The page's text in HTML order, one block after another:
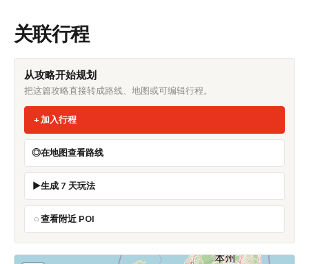
关联行程
从攻略开始规划
把这篇攻略直接转成路线、地图或可编辑行程。
加入行程
在地图查看路线
生成 7 天玩法
查看附近 POI